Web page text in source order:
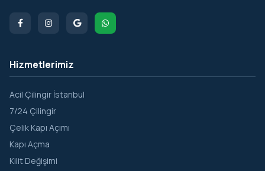
Kurfallı
Meşrutiyet
Oruçoğlu
Osmanköy
Ovacık
Sahilköy
Hizmetlerimiz
Acil Çilingir İstanbul
7/24 Çilingir
Çelik Kapı Açımı
Kapı Açma
Kilit Değişimi